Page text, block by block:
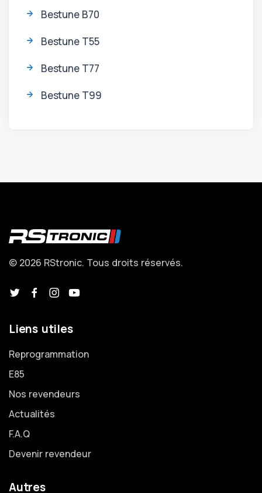
Bestune B70
Bestune T55
Bestune T77
Bestune T99
© 2026 RStronic. Tous droits réservés.
Liens utiles
Reprogrammation
E85
Nos revendeurs
Actualités
F.A.Q
Devenir revendeur
Autres